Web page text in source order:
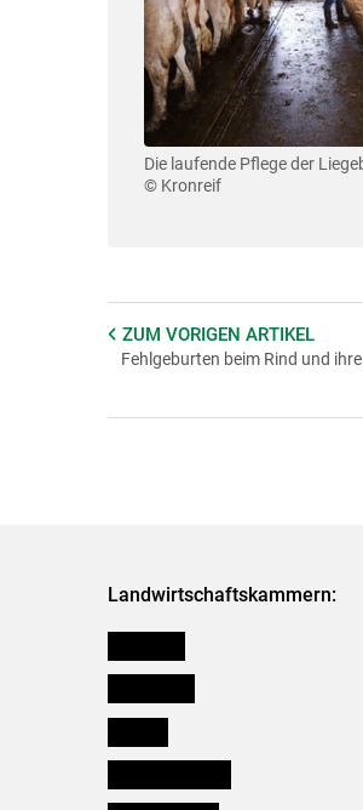
Die laufende Pflege der
© Kronreif
ZUM VORIGEN ARTIKEL
Fehlgeburten beim Rind und
Landwirtschaftskammern: